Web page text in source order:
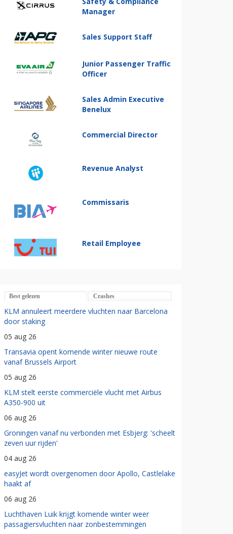
Manager
Sales Support Staff
Junior Passenger Traffic
Officer
Sales Admin Executive
Benelux
Commercial Director
Revenue Analyst
Commissaris
Retail Employee
Best gelezen Crashes
KLM annuleert meerdere vluchten naar Barcelona
door staking
05 aug 26
Transavia opent komende winter nieuwe route
vanaf Brussels Airport
05 aug 26
KLM stelt eerste commerciële vlucht met Airbus
A350-900 uit
06 aug 26
Groningen vanaf nu verbonden met Esbjerg: 'scheelt
zeven uur rijden'
04 aug 26
easyJet wordt overgenomen door Apollo, Castlelake
haakt af
06 aug 26
Luchthaven Luik krijgt komende winter weer
passagiersvluchten naar zonbestemmingen